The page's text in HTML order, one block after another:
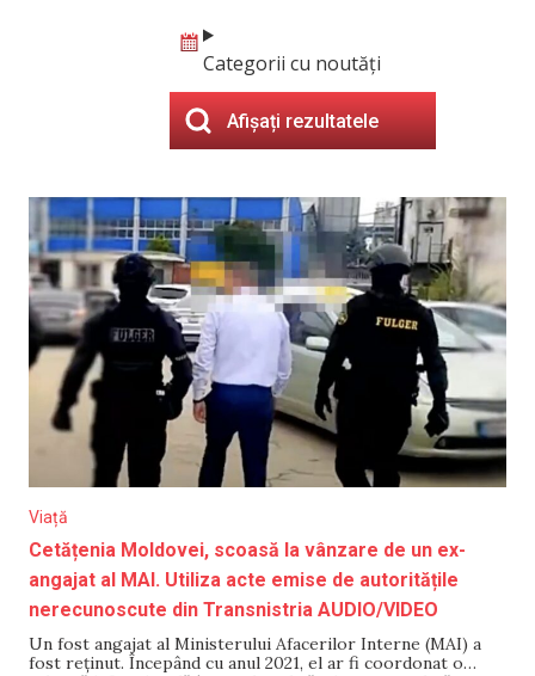
Categorii cu noutăți
Afișați rezultatele
Viață
Cetățenia Moldovei, scoasă la vânzare de un ex-
angajat al MAI. Utiliza acte emise de autoritățile
nerecunoscute din Transnistria AUDIO/VIDEO
Un fost angajat al Ministerului Afacerilor Interne (MAI) a
fost reținut. Începând cu anul 2021, el ar fi coordonat o